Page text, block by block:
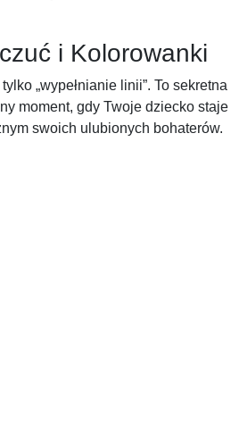
i Kolorowanki
„wypełnianie linii”. To sekretna
moment, gdy Twoje dziecko staje
swoich ulubionych bohaterów.